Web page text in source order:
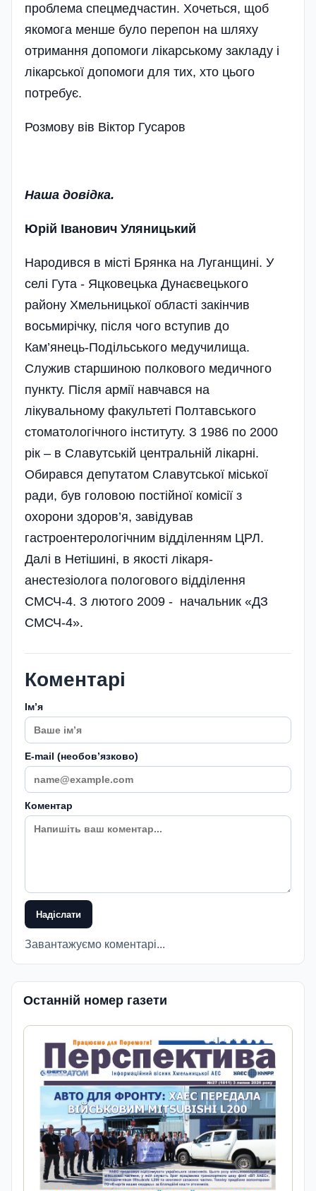
проблема спецмедчастин. Хочеться, щоб
якомога менше було перепон на шляху
отримання допомоги лікарському закладу і
лікарської допомоги для тих, хто цього
потребує.
Розмову вів Віктор Гусаров
Наша довідка.
Юрій Іванович Уляницький
Народився в місті Брянка на Луганщині. У
селі Гута - Яцковецька Дунаєвецького
району Хмельницької області закінчив
восьмирічку, після чого вступив до
Кам’янець-Подільського медучилища.
Служив старшиною полкового медичного
пункту. Після армії навчався на
лікувальному факультеті Полтавського
стоматологічного інституту. З 1986 по 2000
рік – в Славутській центральній лікарні.
Обирався депутатом Славутської міської
ради, був головою постійної комісії з
охорони здоров’я, заві­дував
гастроентерологічним відділенням ЦРЛ.
Далі в Нетішині, в якості лікаря-
анестезіолога пологового відділення
СМСЧ-4. З лютого 2009 - начальник «ДЗ
СМСЧ-4».
Коментарі
Імʼя
E-mail (необовʼязково)
Коментар
Надіслати
Завантажуємо коментарі...
Останній номер газети